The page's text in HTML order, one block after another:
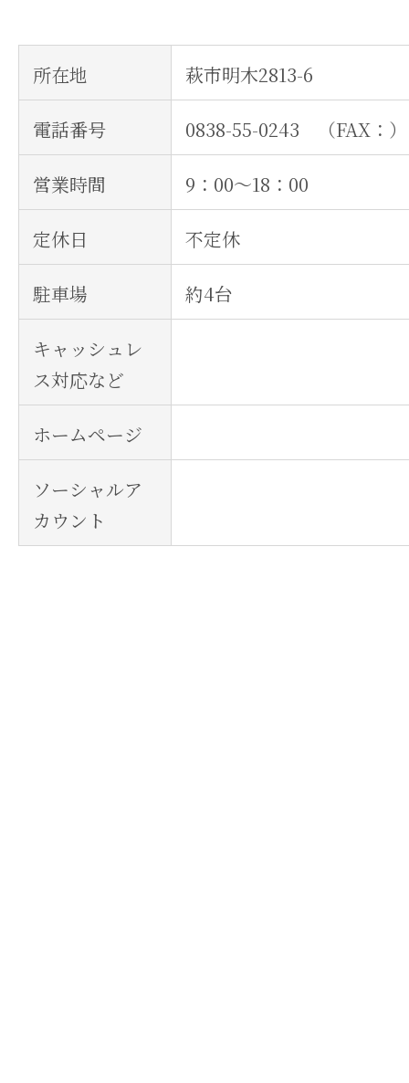
所在地 萩市明木2813-6
電話番号 0838-55-0243 （FAX：）
営業時間 9：00～18：00
定休日 不定休
駐車場 約4台
キャッシュレ
ス対応など
ホームページ
ソーシャルア
カウント